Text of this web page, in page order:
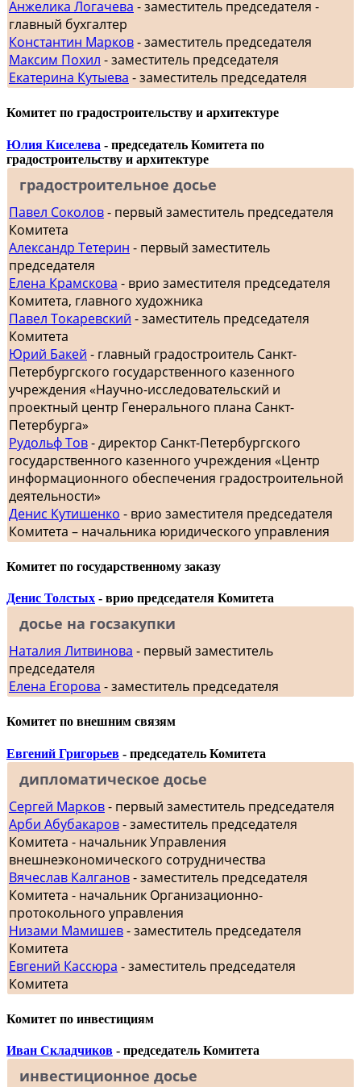
Анжелика Логачева - заместитель председателя -
главный бухгалтер
Константин Марков- заместитель председателя
Максим Похил - заместитель председателя
Екатерина Кутыева - заместитель председателя
Комитет по градостроительству и архитектуре
Юлия Киселева - председатель Комитета по
градостроительству и архитектуре
градостроительное досье
Павел Соколов- первый заместитель председателя
Комитета
Александр Тетерин - первый заместитель
председателя
Елена Крамскова - врио заместителя председателя
Комитета, главного художника
Павел Токаревский - заместитель председателя
Комитета
Юрий Бакей - главный градостроитель Санкт-
Петербургского государственного казенного
учреждения «Научно-исследовательский и
проектный центр Генерального плана Санкт-
Петербурга»
Рудольф Тов- директор Санкт-Петербургского
государственного казенного учреждения «Центр
информационного обеспечения градостроительной
деятельности»
Денис Кутишенко - врио заместителя председателя
Комитета – начальника юридического управления
Комитет по государственному заказу
Денис Толстых - врио председателя Комитета
досье на госзакупки
Наталия Литвинова - первый заместитель
председателя
Елена Егорова - заместитель председателя
Комитет по внешним связям
Евгений Григорьев - председатель Комитета
дипломатическое досье
Сергей Марков- первый заместитель председателя
Арби Абубакаров- заместитель председателя
Комитета - начальник Управления
внешнеэкономического сотрудничества
Вячеслав Калганов- заместитель председателя
Комитета - начальник Организационно-
протокольного управления
Низами Мамишев- заместитель председателя
Комитета
Евгений Кассюра - заместитель председателя
Комитета
Комитет по инвестициям
Иван Складчиков - председатель Комитета
инвестиционное досье